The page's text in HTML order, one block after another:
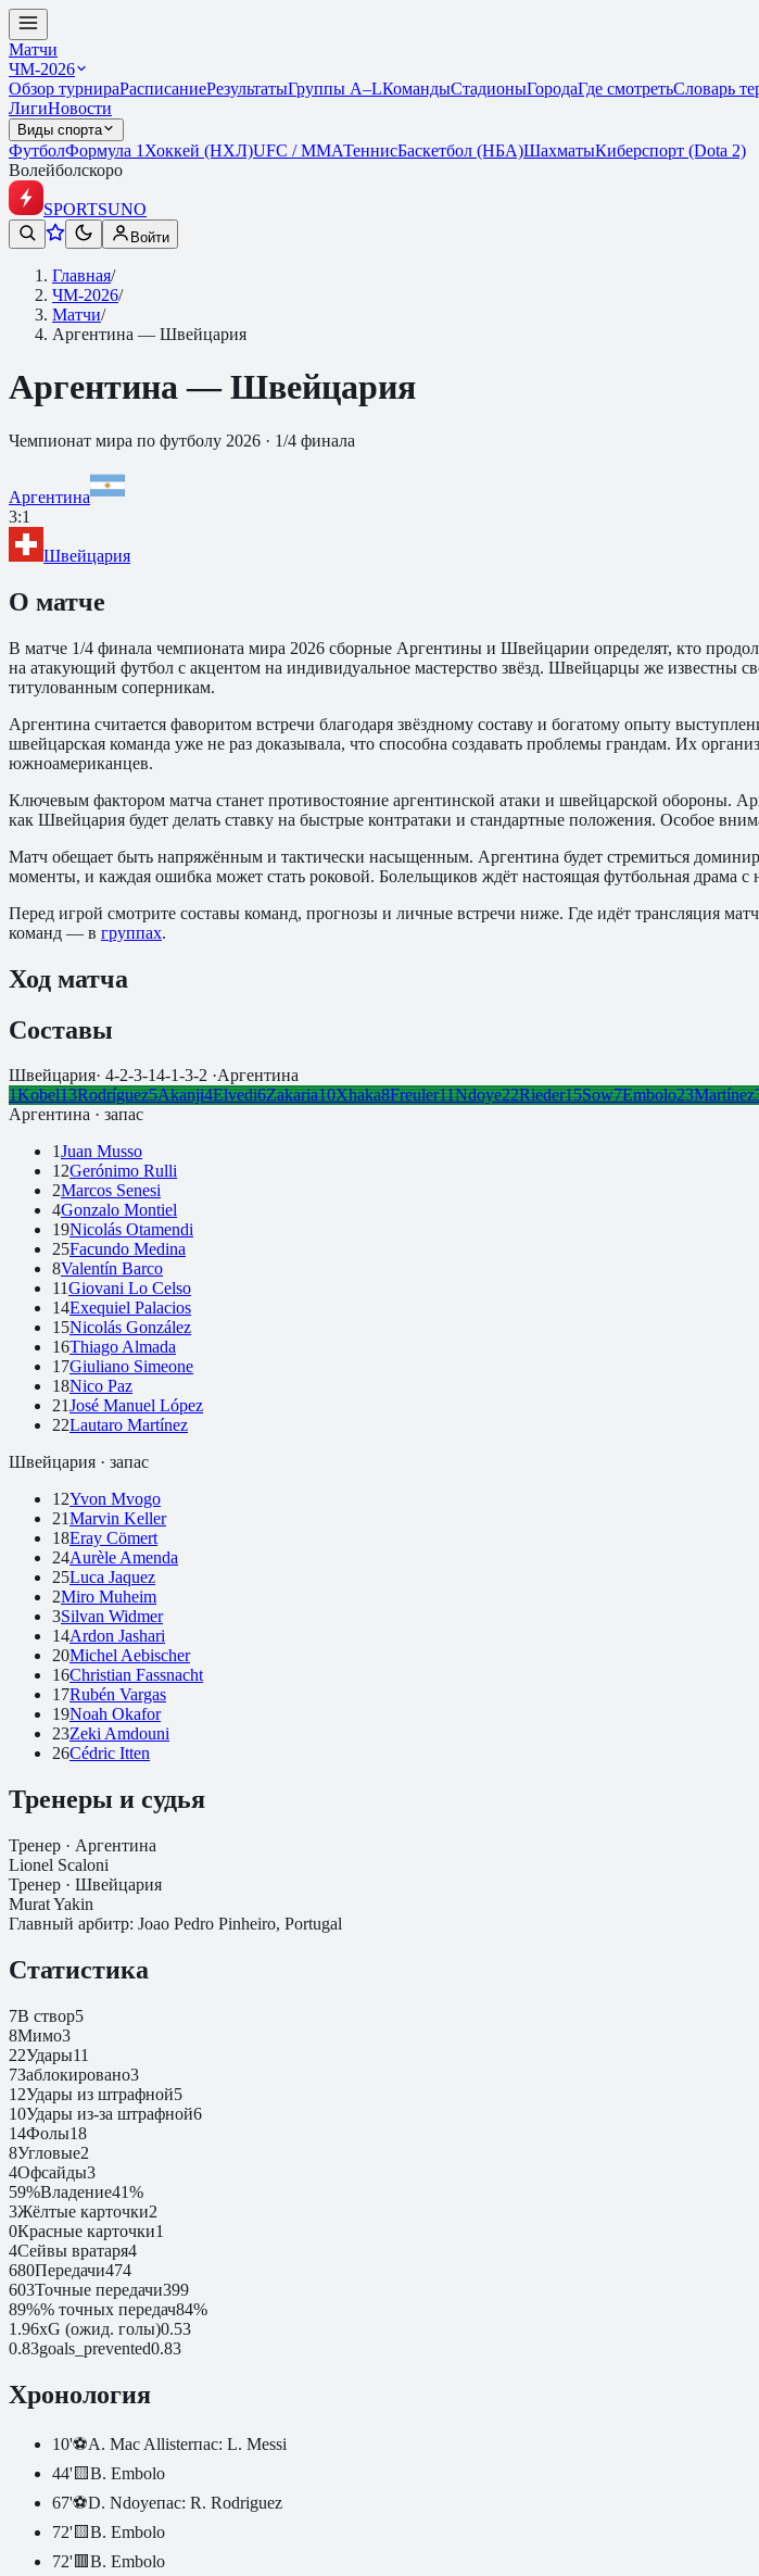
Матчи
ЧМ-2026
Обзор турнираРасписаниеРезультатыГруппы A–LКомандыСтадионыГородаГде смотретьСловарь
ЛигиНовости
Виды спорта
ФутболФормула 1 Хоккей (НХЛ)UFC / ММАТеннисБаскетбол (НБА)ШахматыКиберспорт (Dota 2)
Волейболскоро
SPORTSUNO
Войти
Главная/
ЧМ-2026/
Матчи/
Аргентина — Швейцария
Аргентина — Швейцария
Чемпионат мира по футболу 2026 · 1/4 финала
Аргентина
3:1
Швейцария
О матче
В матче 1/4 финала чемпионата мира 2026 сборные Аргентины и Швейцарии определят, кто
на атакующий футбол с акцентом на индивидуальное мастерство звёзд. Швейцарцы же известны
титулованным соперникам.
Аргентина считается фаворитом встречи благодаря звёздному составу и богатому опыту
швейцарская команда уже не раз доказывала, что способна создавать проблемы грандам. Их
южноамериканцев.
Ключевым фактором матча станет противостояние аргентинской атаки и швейцарской обороны.
как Швейцария будет делать ставку на быстрые контратаки и стандартные положения. Особое
Матч обещает быть напряжённым и тактически насыщенным. Аргентина будет стремиться
моменты, и каждая ошибка может стать роковой. Болельщиков ждёт настоящая футбольная драма
Перед игрой смотрите составы команд, прогнозы и личные встречи ниже. Где идёт трансляция
команд — в группах.
Ход матча
Составы
Швейцария· 4-2-3-14-1-3-2 ·Аргентина
1Kobel13Rodríguez5Akanji4Elvedi6Zakaria10Xhaka8Freuler11Ndoye22Rieder15Sow7Embolo23Martínez
Аргентина · запас
1Juan Musso
12Gerónimo Rulli
2Marcos Senesi
4Gonzalo Montiel
19Nicolás Otamendi
25Facundo Medina
8Valentín Barco
11Giovani Lo Celso
14Exequiel Palacios
15Nicolás González
16Thiago Almada
17Giuliano Simeone
18Nico Paz
21José Manuel López
22Lautaro Martínez
Швейцария · запас
12Yvon Mvogo
21Marvin Keller
18Eray Cömert
24Aurèle Amenda
25Luca Jaquez
2Miro Muheim
3Silvan Widmer
14Ardon Jashari
20Michel Aebischer
16Christian Fassnacht
17Rubén Vargas
19Noah Okafor
23Zeki Amdouni
26Cédric Itten
Тренеры и судья
Тренер · Аргентина
Lionel Scaloni
Тренер · Швейцария
Murat Yakin
Главный арбитр: Joao Pedro Pinheiro, Portugal
Статистика
7В створ5
8Мимо3
22Удары11
7Заблокировано3
12Удары из штрафной5
10Удары из-за штрафной6
14Фолы18
8Угловые2
4Офсайды3
59%Владение41%
3Жёлтые карточки2
0Красные карточки1
4Сейвы вратаря4
680Передачи474
603Точные передачи399
89%% точных передач84%
1.96xG (ожид. голы)0.53
0.83goals_prevented0.83
Хронология
10'⚽A. Mac Allisterпас: L. Messi
44'🟨B. Embolo
67'⚽D. Ndoyeпас: R. Rodriguez
72'🟨B. Embolo
72'🟥B. Embolo